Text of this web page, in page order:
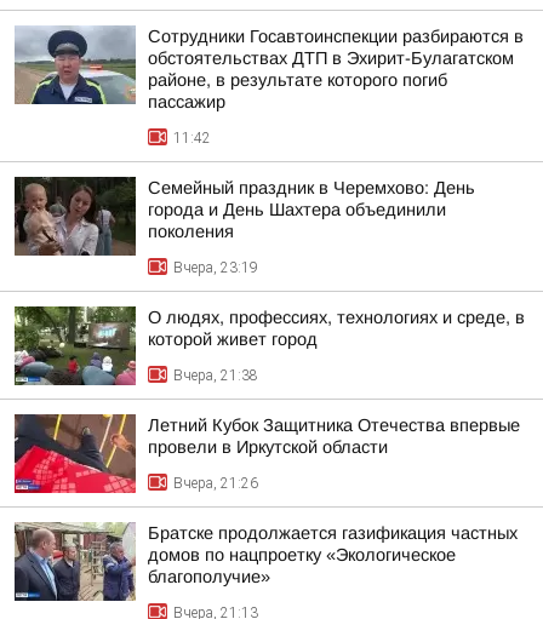
Сотрудники Госавтоинспекции разбираются в
обстоятельствах ДТП в Эхирит-Булагатском
районе, в результате которого погиб
пассажир
11:42
Семейный праздник в Черемхово: День
города и День Шахтера объединили
поколения
Вчера, 23:19
О людях, профессиях, технологиях и среде, в
которой живет город
Вчера, 21:38
Летний Кубок Защитника Отечества впервые
провели в Иркутской области
Вчера, 21:26
Братске продолжается газификация частных
домов по нацпроетку «Экологическое
благополучие»
Вчера, 21:13